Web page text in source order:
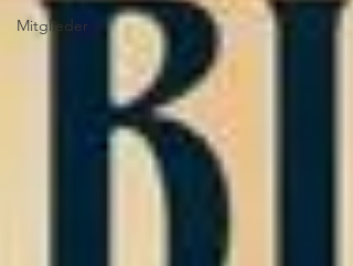
Mitglieder